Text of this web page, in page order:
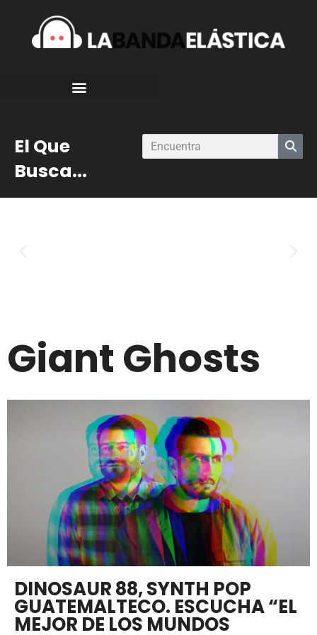
El Que
Busca...
Giant Ghosts
DINOSAUR 88, SYNTH POP
GUATEMALTECO. ESCUCHA “EL
MEJOR DE LOS MUNDOS